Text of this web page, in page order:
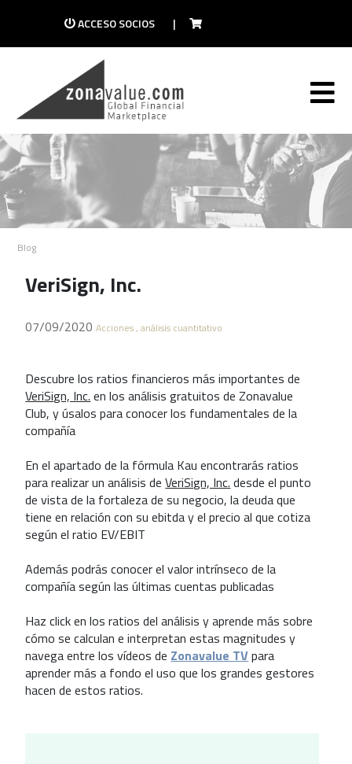
ACCESO SOCIOS |
Blog
VeriSign, Inc.
07/09/2020Acciones , análisis cuantitativo
Descubre los ratios financieros más importantes de
VeriSign, Inc. en los análisis gratuitos de Zonavalue
Club, y úsalos para conocer los fundamentales de la
compañía
En el apartado de la fórmula Kau encontrarás ratios
para realizar un análisis deVeriSign, Inc. desde el punto
de vista de la fortaleza de su negocio, la deuda que
tiene en relación con su ebitda y el precio al que cotiza
según el ratio EV/EBIT
Además podrás conocer el valor intrínseco de la
compañía según las últimas cuentas publicadas
Haz click en los ratios del análisis y aprende más sobre
cómo se calculan e interpretan estas magnitudes y
navega entre los vídeos de Zonavalue TVpara
aprender más a fondo el uso que los grandes gestores
hacen de estos ratios.